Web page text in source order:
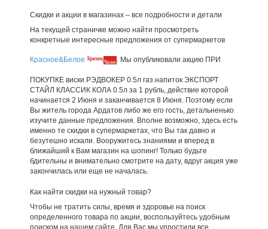
Скидки и акции в магазинах – все подробности и детали
На текущей страничке можно найти просмотреть
конкретные интересные предложения от супермаркетов
Красное&Белое . Мы опубликовали акцию ПРИ
ПОКУПКЕ виски РЭДВОКЕР 0.5л газ.напиток ЭКСПОРТ
СТАЙЛ КЛАССИК КОЛА 0.5л за 1 рубль, действие которой
начинается 2 Июня и заканчивается 8 Июня. Поэтому если
Вы житель города Ардатов либо же его гость, детальненько
изучите данные предложения. Вполне возможно, здесь есть
именно те скидки в супермаркетах, что Вы так давно и
безутешно искали. Вооружитесь знаниями и вперед в
ближайший к Вам магазин на шопинг! Только будьте
бдительны и внимательно смотрите на дату, вдруг акция уже
закончилась или еще не началась.
Как найти скидки на нужный товар?
Чтобы не тратить силы, время и здоровье на поиск
определенного товара по акции, воспользуйтесь удобным
поиском на нашем сайте. Для Вас мы упростили все